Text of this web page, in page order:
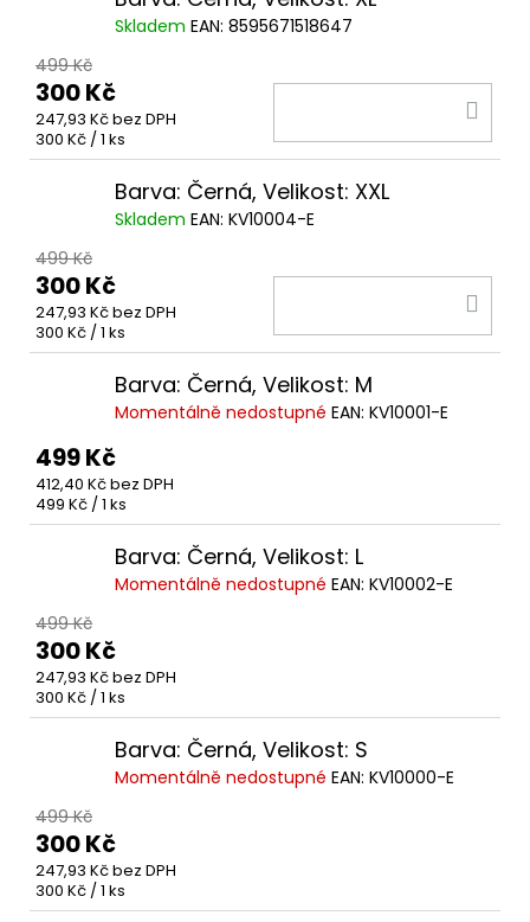
Skladem EAN: 8595671518647
499 Kč
300 Kč
247,93 Kč bez DPH
Měrná
cena:
300 Kč / 1 ks
Barva: Černá, Velikost: XXL
Skladem EAN: KV10004-E
499 Kč
300 Kč
247,93 Kč bez DPH
Měrná
cena:
300 Kč / 1 ks
Barva: Černá, Velikost: M
Momentálně nedostupné EAN: KV10001-E
499 Kč
412,40 Kč bez DPH
Měrná
cena:
499 Kč / 1 ks
Barva: Černá, Velikost: L
Momentálně nedostupné EAN: KV10002-E
499 Kč
300 Kč
247,93 Kč bez DPH
Měrná
cena:
300 Kč / 1 ks
Barva: Černá, Velikost: S
Momentálně nedostupné EAN: KV10000-E
499 Kč
300 Kč
247,93 Kč bez DPH
Měrná
cena:
300 Kč / 1 ks